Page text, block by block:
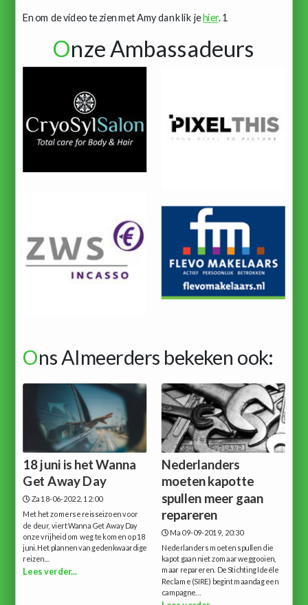
En om de video te zien met Amy dan klik jehier. 1
Onze Ambassadeurs
Ons Almeerders bekeken ook:
18 juni is het Wanna
Get Away Day
Za 18-06-2022, 12:00
Met het zomerse reisseizoen voor
de deur, viert Wanna Get Away Day
onze vrijheid om weg te komen op 18
juni.Het plannen van gedenkwaardige
reizen...
Lees verder...
Nederlanders
moeten kapotte
spullen meer gaan
repareren
Ma 09-09-2019, 20:30
Nederlanders moeten spullen die
kapot gaan niet zomaar weggooien,
maar repareren. De Stichting Ideële
Reclame (SIRE) begint maandag een
campagne...